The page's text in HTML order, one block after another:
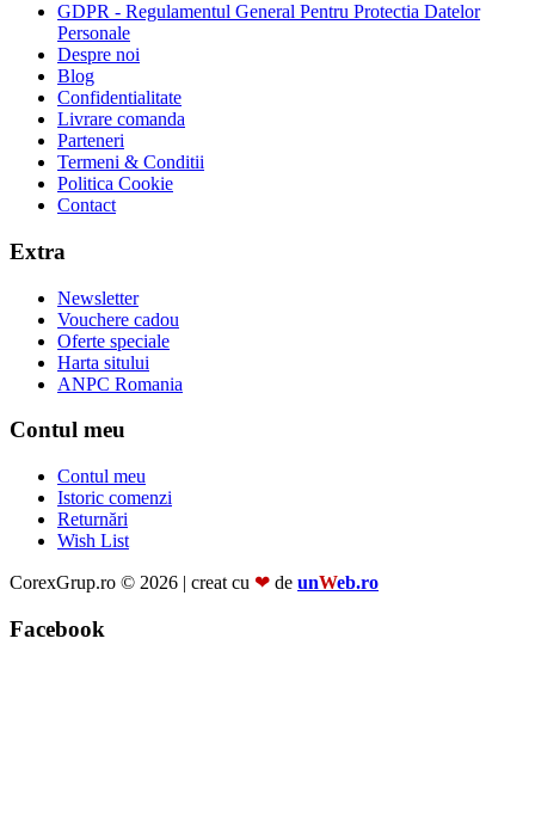
GDPR - Regulamentul General Pentru Protectia Datelor
Personale
Despre noi
Blog
Confidentialitate
Livrare comanda
Parteneri
Termeni & Conditii
Politica Cookie
Contact
Extra
Newsletter
Vouchere cadou
Oferte speciale
Harta sitului
ANPC Romania
Contul meu
Contul meu
Istoric comenzi
Returnări
Wish List
CorexGrup.ro © 2026 | creat cu ❤ de unWeb.ro
Facebook